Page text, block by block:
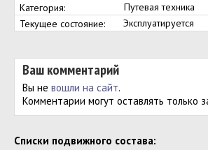
Категория:
Путевая техника
Текущее состояние:
Эксплуатируется
Ваш комментарий
Вы не вошли на сайт.
Комментарии могут оставлять только
Cписки подвижного состава: